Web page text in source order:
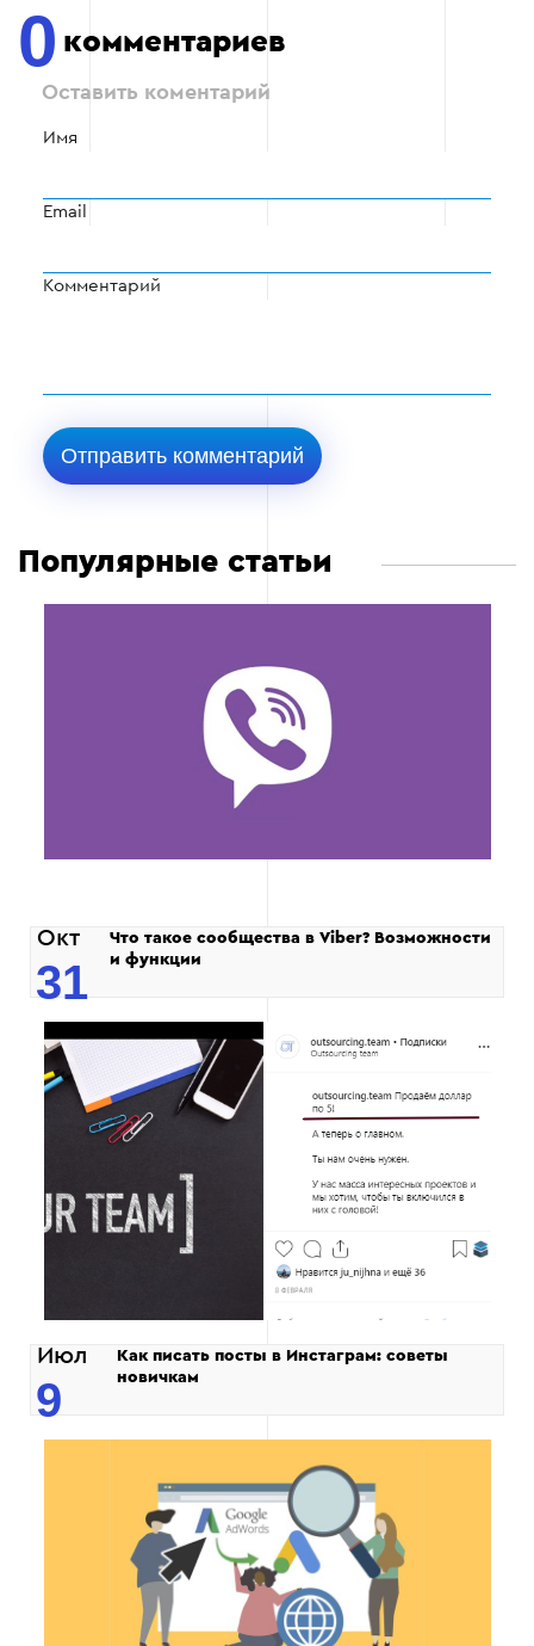
0 комментариев
Оставить коментарий
Имя
Email
Комментарий
Популярные статьи
Окт
31
Что такое сообщества в Viber? Возможности
и функции
Июл
9
Как писать посты в Инстаграм: советы
новичкам